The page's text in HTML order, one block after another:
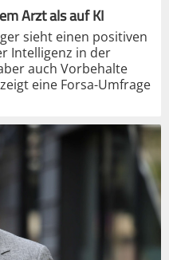
Arzt als auf KI
sieht einen positiven
Intelligenz in der
auch Vorbehalte
eine Forsa-Umfrage